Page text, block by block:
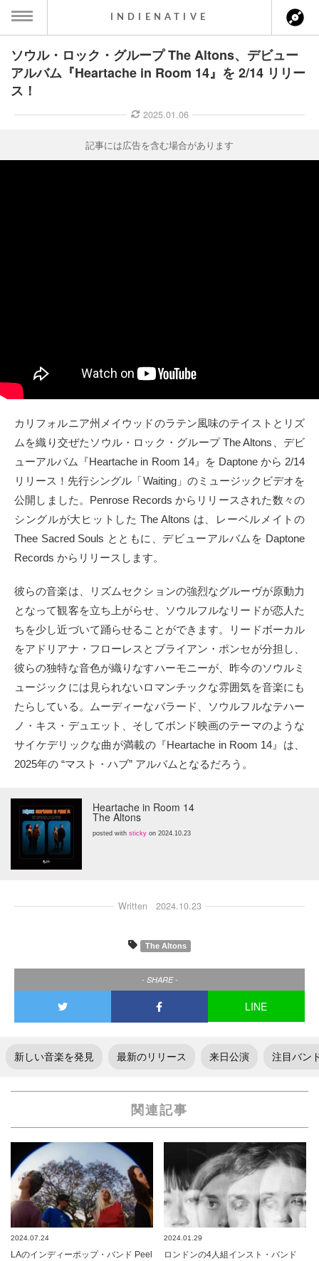
MENU
ス一覧
ト情報
SOCIAL
Facebook
instagram
Tumblr
Soundcloud
to indienative
INDIENATIVE
ソウル・ロック・グループ The Altons、デビュー
アルバム『Heartache in Room 14』を 2/14 リリー
ス！
2025.01.06
記事には広告を含む場合があります
カリフォルニア州メイウッドのラテン風味のテイストとリズ
ムを織り交ぜたソウル・ロック・グループ The Altons、デビ
ューアルバム『Heartache in Room 14』を Daptone から 2/14
リリース！先行シングル「Waiting」のミュージックビデオを
公開しました。Penrose Records からリリースされた数々の
シングルが大ヒットした The Altons は、レーベルメイトの
Thee Sacred Souls とともに、デビューアルバムを Daptone
Records からリリースします。
彼らの音楽は、リズムセクションの強烈なグルーヴが原動力
となって観客を立ち上がらせ、ソウルフルなリードが恋人た
ちを少し近づいて踊らせることができます。リードボーカル
をアドリアナ・フローレスとブライアン・ポンセが分担し、
彼らの独特な音色が織りなすハーモニーが、昨今のソウルミ
ュージックには見られないロマンチックな雰囲気を音楽にも
たらしている。ムーディーなバラード、ソウルフルなテハー
ノ・キス・デュエット、そしてボンド映画のテーマのような
サイケデリックな曲が満載の『Heartache in Room 14』は、
2025年の “マスト・ハブ” アルバムとなるだろう。
Heartache in Room 14
The Altons
posted with sticky on 2024.10.23
Written 2024.10.23
The Altons
- SHARE -
LINE
新しい音楽を発見 最新のリリース 来日公演 注目バン
関連記事
2024.07.24
LAのインディーポップ・バンド Peel
2024.01.29
ロンドンの4人組インスト・バンド